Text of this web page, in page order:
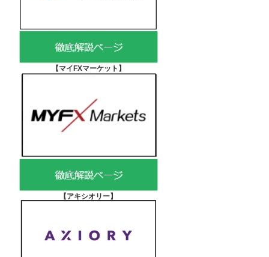
【マイFXマーケット 】
【アキシオリー】